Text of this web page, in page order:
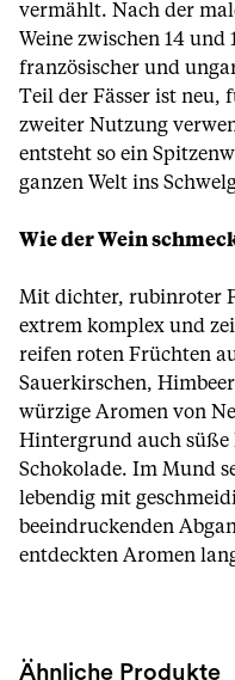
vermählt. Nach der
Weine zwischen 14 und
französischer und
Teil der Fässer ist neu,
zweiter Nutzung
entsteht so ein
ganzen Welt ins
Wie der Wein
Mit dichter, rubinroter
extrem komplex und
reifen roten Früchten
Sauerkirschen,
würzige Aromen von
Hintergrund auch
Schokolade. Im Mund
lebendig mit
beeindruckenden
entdeckten Aromen
Ähnliche Produkte